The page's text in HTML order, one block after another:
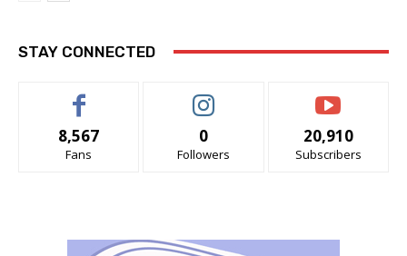
STAY CONNECTED
8,567
Fans
0
Followers
20,910
Subscribers